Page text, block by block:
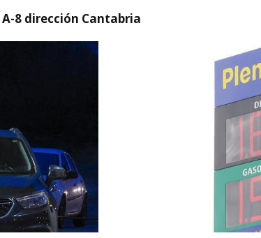
8 dirección Cantabria